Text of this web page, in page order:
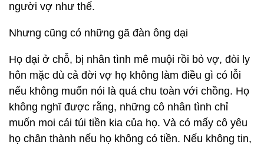
người vợ như thế.
Nhưng cũng có những gã đàn ông dại
Họ dại ở chỗ, bị nhân tình mê muội rồi bỏ vợ, đòi ly
hôn mặc dù cả đời vợ họ không làm điều gì có lỗi
nếu không muốn nói là quá chu toàn với chồng. Họ
không nghĩ được rằng, những cô nhân tình chỉ
muốn moi cái túi tiền kia của họ. Và có mấy cô yêu
họ chân thành nếu họ không có tiền. Nếu không tin,